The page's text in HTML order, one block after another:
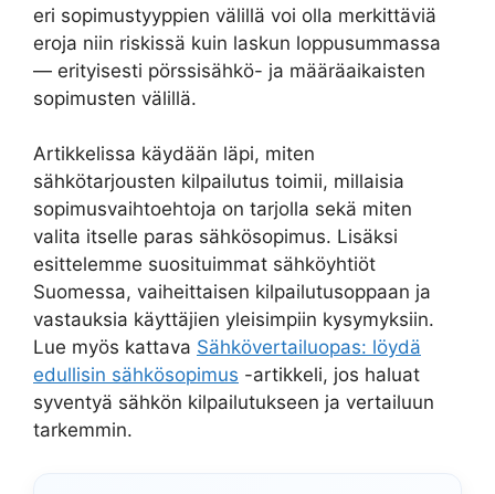
eri sopimustyyppien välillä voi olla merkittäviä
eroja niin riskissä kuin laskun loppusummassa
— erityisesti pörssisähkö- ja määräaikaisten
sopimusten välillä.
Artikkelissa käydään läpi, miten
sähkötarjousten kilpailutus toimii, millaisia
sopimusvaihtoehtoja on tarjolla sekä miten
valita itselle paras sähkösopimus. Lisäksi
esittelemme suosituimmat sähköyhtiöt
Suomessa, vaiheittaisen kilpailutusoppaan ja
vastauksia käyttäjien yleisimpiin kysymyksiin.
Lue myös kattava Sähkövertailuopas: löydä
edullisin sähkösopimus -artikkeli, jos haluat
syventyä sähkön kilpailutukseen ja vertailuun
tarkemmin.